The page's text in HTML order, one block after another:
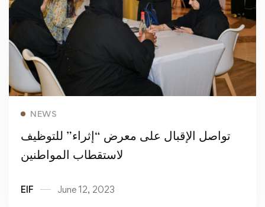
NEWS
تواصل الإقبال على معرض “إثراء” للتوظيف
لاستقطاب المواطنين
EIF June 12, 2023